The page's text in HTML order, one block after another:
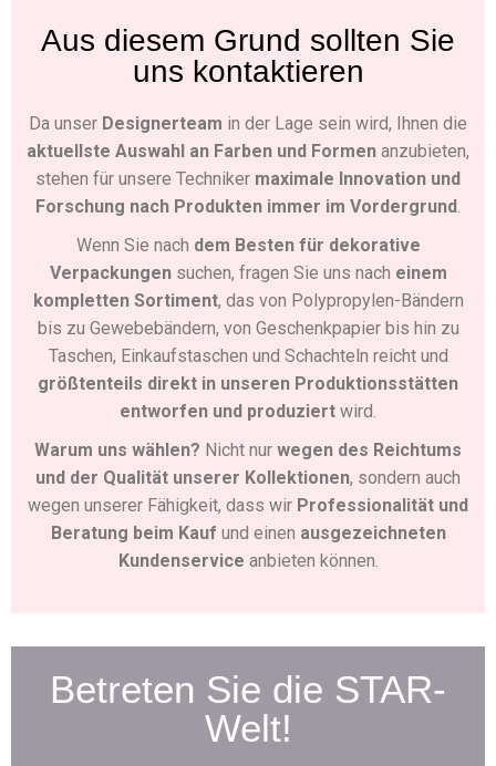
Aus diesem Grund sollten Sie
uns kontaktieren
Da unser Designerteam in der Lage sein wird, Ihnen die
aktuellste Auswahl an Farben und Formen anzubieten,
stehen für unsere Techniker maximale Innovation und
Forschung nach Produkten immer im Vordergrund
Wenn Sie nach dem Besten für dekorative
Verpackungensuchen, fragen Sie uns nach einem
kompletten Sortiment, das von Polypropylen-Bändern
bis zu Gewebebändern, von Geschenkpapier bis hin zu
Taschen, Einkaufstaschen und Schachteln reicht und
größtenteils direkt in unseren Produktionsstätten
entworfen und produziert wird.
Warum uns wählen? Nicht nur wegen des Reichtums
und der Qualität unserer Kollektionen, sondern auch
wegen unserer Fähigkeit, dass wir Professionalität und
Beratung beim Kauf und einen ausgezeichneten
Kundenservice anbieten können.
Betreten Sie die STAR-
Welt!